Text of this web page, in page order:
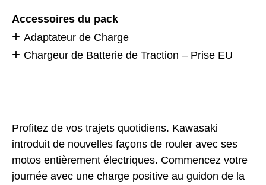
Profitez de vos trajets quotidiens. Kawasaki
introduit de nouvelles façons de rouler avec ses
motos entièrement électriques. Commencez votre
journée avec une charge positive au guidon de la
Accessoires du pack
Adaptateur de Charge
Chargeur de Batterie de Traction – Prise EU